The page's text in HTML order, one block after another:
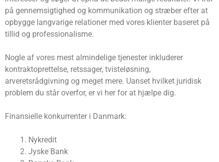
på gennemsigtighed og kommunikation og stræber efter at
opbygge langvarige relationer med vores klienter baseret på
tillid og professionalisme.
Nogle af vores mest almindelige tjenester inkluderer
kontraktoprettelse, retssager, tvisteløsning,
arveretsrådgivning og meget mere. Uanset hvilket juridisk
problem du står overfor, er vi her for at hjælpe dig.
Finansielle konkurrenter i Danmark:
Nykredit
Jyske Bank